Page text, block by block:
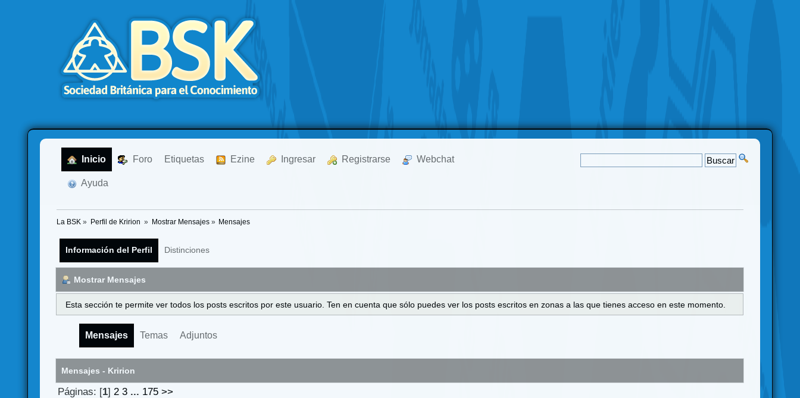
Inicio Foro Etiquetas Ezine Ingresar Registrarse Webchat
Ayuda
La BSK » Perfil de Kririon » Mostrar Mensajes» Mensajes
Información del Perfil Distinciones
Mostrar Mensajes
Esta sección te permite ver todos los posts escritos por este usuario. Ten en cuenta que sólo puedes ver los posts escritos en zonas a las que tienes acceso en este momento.
Mensajes Temas Adjuntos
Mensajes - Kririon
Páginas: [1] 2 3 ... 175 >>